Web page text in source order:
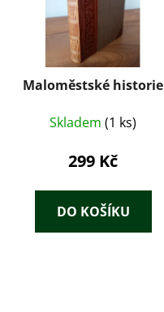
Maloměstské historie
Skladem (1 ks)
299 Kč
DO KOŠÍKU